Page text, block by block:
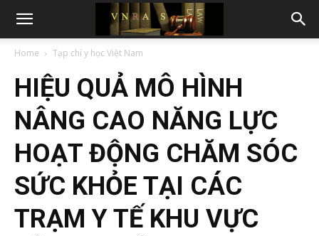
Home Tạp chí y học Việt Nam
HIỆU QUẢ MÔ HÌNH
NÂNG CAO NĂNG LỰC
HOẠT ĐỘNG CHĂM SÓC
SỨC KHỎE TẠI CÁC
TRẠM Y TẾ KHU VỰC